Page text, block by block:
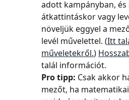
adott kampányban, és
átkattintáskor vagy
növeljük eggyel a
levél művelettel. (Itt
műveletekről.)
talál információt.
Pro tipp: Csak akkor
mezőt, ha